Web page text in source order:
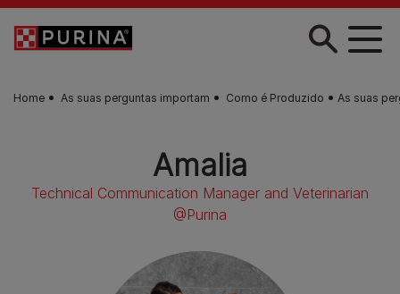
Skip to main content
Home As suas perguntas importam Como é Produzido As suas
Amalia
Technical Communication Manager and Veterinarian
@Purina